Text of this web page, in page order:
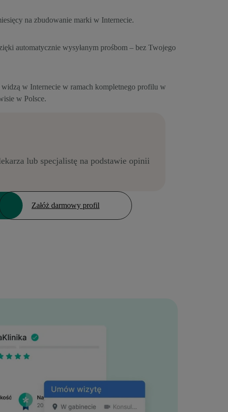
na zbudowanie marki w Internecie.
automatycznie wysyłanym prośbom – bez Twojego
w Internecie w ramach kompletnego profilu w
w Polsce.
lub specjalistę na podstawie opinii
Załóż darmowy profil